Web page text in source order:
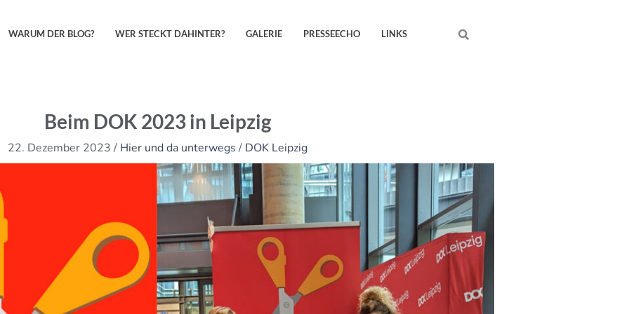
WARUM DER BLOG? WER STECKT DAHINTER? GALERIE PRESSEECHO LINKS Search
Beim DOK 2023 in Leipzig
22. Dezember 2023 / Hier und da unterwegs / DOK Leipzig